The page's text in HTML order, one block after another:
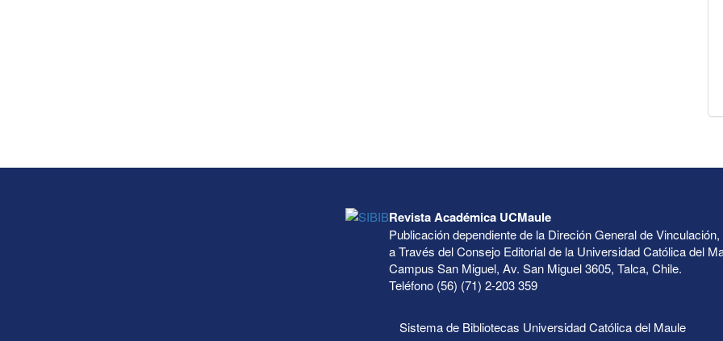
Revista Académica UCMaule
Publicación dependiente de la Direción General de Vinculación,
a Través del Consejo Editorial de la Universidad Católica del
Campus San Miguel, Av. San Miguel 3605, Talca, Chile.
Teléfono (56) (71) 2-203 359
Sistema de Bibliotecas Universidad Católica del Maule